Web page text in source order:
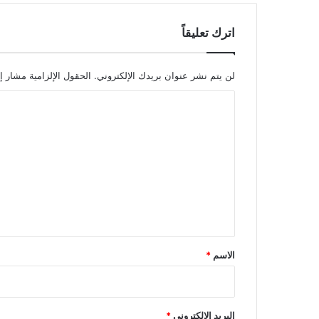
اترك تعليقاً
لن يتم نشر عنوان بريدك الإلكتروني. الحقول الإلزامية مشار
*
الاسم *
البريد الإلكتروني*